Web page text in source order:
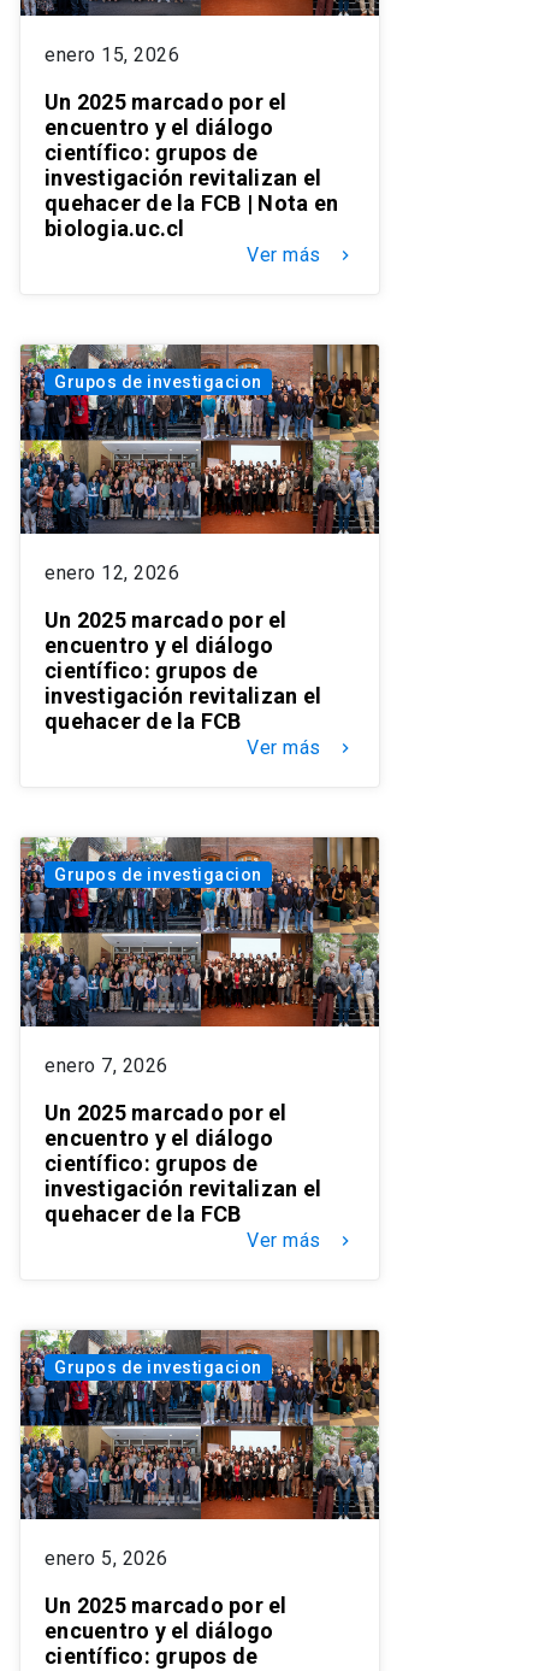
enero 15, 2026
Un 2025 marcado por el
encuentro y el diálogo
científico: grupos de
investigación revitalizan el
quehacer de la FCB | Nota en
biologia.uc.cl
Ver más keyboard_arrow_right
Grupos de investigacion
enero 12, 2026
Un 2025 marcado por el
encuentro y el diálogo
científico: grupos de
investigación revitalizan el
quehacer de la FCB
Ver más keyboard_arrow_right
Grupos de investigacion
enero 7, 2026
Un 2025 marcado por el
encuentro y el diálogo
científico: grupos de
investigación revitalizan el
quehacer de la FCB
Ver más keyboard_arrow_right
Grupos de investigacion
enero 5, 2026
Un 2025 marcado por el
encuentro y el diálogo
científico: grupos de